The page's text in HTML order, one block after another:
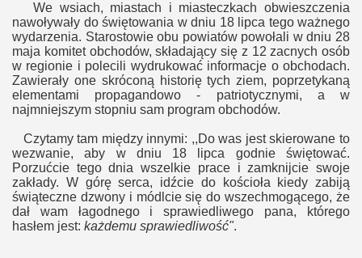
We wsiach, miastach i miasteczkach obwieszczenia
nawoływały do świętowania w dniu 18 lipca tego ważnego
wydarzenia. Starostowie obu powiatów powołali w dniu 28
maja komitet obchodów, składający się z 12 zacnych osób
w regionie i polecili wydrukować informacje o obchodach.
Zawierały one skróconą historię tych ziem, poprzetykaną
elementami propagandowo - patriotycznymi, a w
najmniejszym stopniu sam program obchodów.
Czytamy tam między innymi: ,,Do was jest skierowane to
wezwanie, aby w dniu 18 lipca godnie świętować.
Porzućcie tego dnia wszelkie prace i zamknijcie swoje
zakłady. W górę serca, idźcie do kościoła kiedy zabiją
świąteczne dzwony i módlcie się do wszechmogącego, że
dał wam łagodnego i sprawiedliwego pana, którego
hasłem jest: każdemu sprawiedliwość".